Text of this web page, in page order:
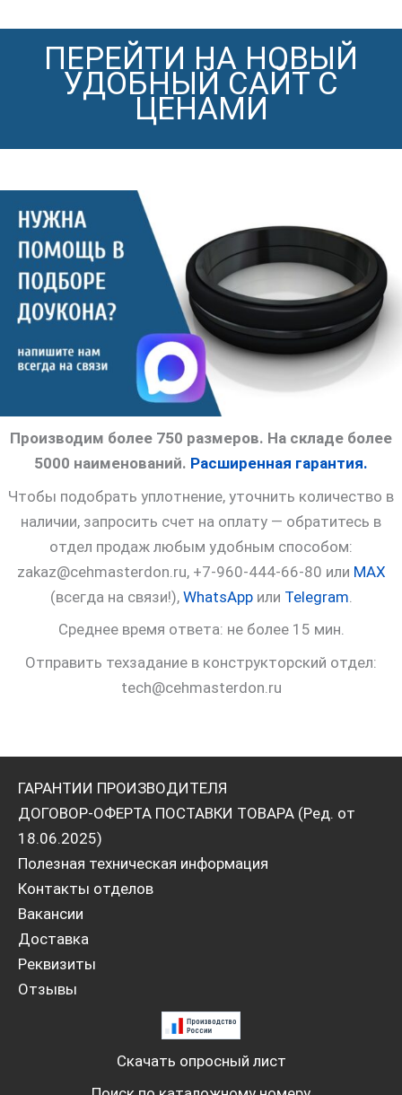
ПЕРЕЙТИ НА НОВЫЙ
УДОБНЫЙ САЙТ С
ЦЕНАМИ
Производим более 750 размеров. На складе более
5000 наименований. Расширенная гарантия.
Чтобы подобрать уплотнение, уточнить количество в
наличии, запросить счет на оплату — обратитесь в
отдел продаж любым удобным способом:
zakaz@cehmasterdon.ru, +7-960-444-66-80 или MAX
(всегда на связи!), WhatsAppили Telegram
Среднее время ответа: не более 15 мин.
Отправить техзадание в конструкторский отдел:
tech@cehmasterdon.ru
ГАРАНТИИ ПРОИЗВОДИТЕЛЯ
ДОГОВОР-ОФЕРТА ПОСТАВКИ ТОВАРА (Ред. от
18.06.2025)
Полезная техническая информация
Контакты отделов
Вакансии
Доставка
Реквизиты
Отзывы
Скачать опросный лист